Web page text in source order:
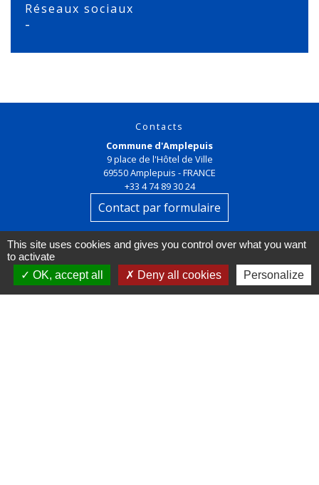
Réseaux sociaux
-
Contacts
Commune d'Amplepuis
9 place de l'Hôtel de Ville
69550 Amplepuis - FRANCE
+33 4 74 89 30 24
Contact par formulaire
This site uses cookies and gives you control over what you want
to activate
OK, accept all
Deny all cookies Personalize